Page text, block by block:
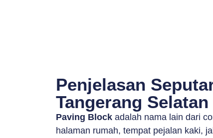
Penjelasan
Tangerang Selatan
Paving Block adalah nama lain dari
halaman rumah, tempat pejalan kaki,